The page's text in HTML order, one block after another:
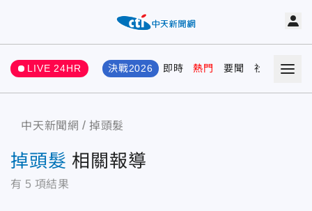
LIVE 24HR 決戰2026 即時 熱門 要聞 社會 娛樂
中天新聞網 掉頭髮
掉頭髮 相關報導
有 5 項結果